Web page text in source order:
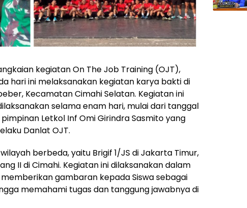
kegiatan On The Job Training (OJT),
hari ini melaksanakan kegiatan karya bakti di
Kecamatan Cimahi Selatan. Kegiatan ini
selama enam hari, mulai dari tanggal
Letkol Inf Omi Girindra Sasmito yang
Danlat OJT.
berbeda, yaitu Brigif 1/JS di Jakarta Timur,
II di Cimahi. Kegiatan ini dilaksanakan dalam
gambaran kepada Siswa sebagai
memahami tugas dan tanggung jawabnya di